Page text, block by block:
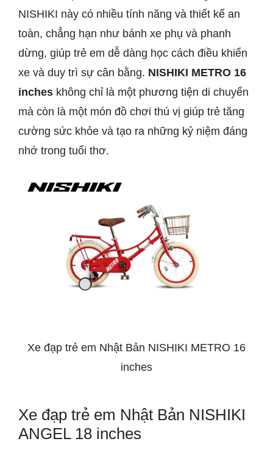
NISHIKI này có nhiều tính năng và thiết kế an
toàn, chẳng hạn như bánh xe phụ và phanh
dừng, giúp trẻ em dễ dàng học cách điều khiển
xe và duy trì sự cân bằng. NISHIKI METRO 16
inches không chỉ là một phương tiện di chuyển
mà còn là một món đồ chơi thú vị giúp trẻ tăng
cường sức khỏe và tạo ra những kỷ niệm đáng
nhớ trong tuổi thơ.
Xe đạp trẻ em Nhật Bản NISHIKI METRO 16
inches
Xe đạp trẻ em Nhật Bản NISHIKI
ANGEL 18 inches